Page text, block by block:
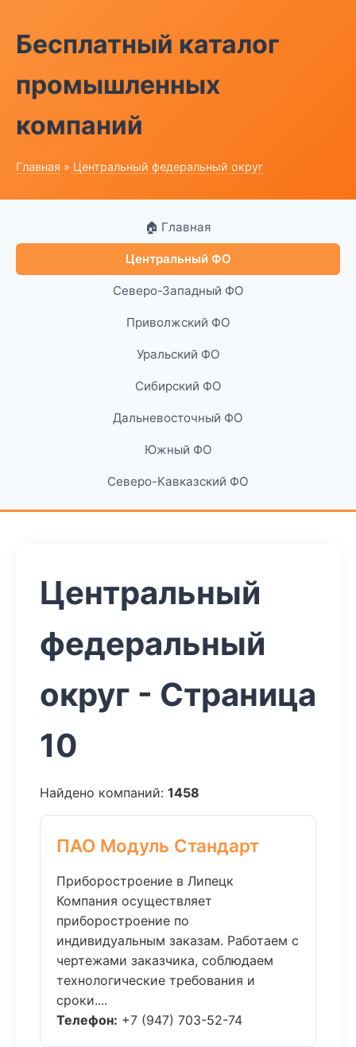
Бесплатный каталог
промышленных
компаний
Главная » Центральный федеральный округ
🏠 Главная
Центральный ФО
Северо-Западный ФО
Приволжский ФО
Уральский ФО
Сибирский ФО
Дальневосточный ФО
Южный ФО
Северо-Кавказский ФО
Центральный
федеральный
округ - Страница
10
Найдено компаний: 1458
ПАО Модуль Стандарт
Приборостроение в Липецк
Компания осуществляет
приборостроение по
индивидуальным заказам. Работаем с
чертежами заказчика, соблюдаем
технологические требования и
сроки....
Телефон: +7 (947) 703-52-74